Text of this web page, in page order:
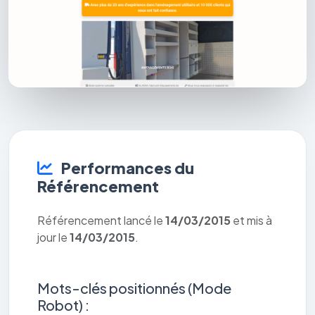
Performances du
Référencement
Référencement lancé le14/03/2015 et mis à
jour le14/03/2015.
Mots-clés positionnés (Mode
Robot) :